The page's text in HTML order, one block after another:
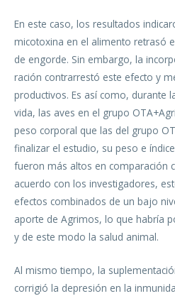
En este caso, los resultados
micotoxina en el alimento retrasó
de engorde. Sin embargo, la
ración contrarrestó este efecto y
productivos. Es así como, durante
vida, las aves en el grupo
peso corporal que las del grupo
finalizar el estudio, su peso e
fueron más altos en comparación
acuerdo con los investigadores,
efectos combinados de un bajo
aporte de Agrimos, lo que habría
y de este modo la salud animal.
Al mismo tiempo, la
corrigió la depresión en la